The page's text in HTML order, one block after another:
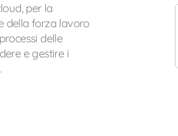
per la
della forza lavoro
delle
e gestire i